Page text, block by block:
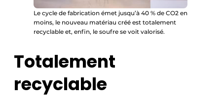
Le cycle de fabrication émet jusqu’à 40 % de CO2 en
moins, le nouveau matériau créé est totalement
recyclable et, enfin, le soufre se voit valorisé.
Totalement
recyclable